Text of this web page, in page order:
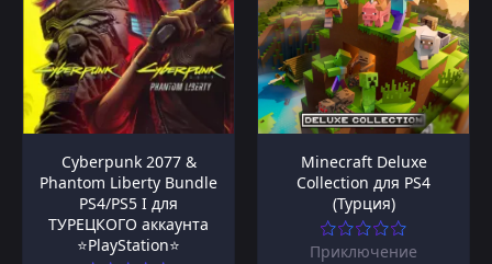
Cyberpunk 2077 &
Phantom Liberty Bundle
PS4/PS5 I для
ТУРЕЦКОГО аккаунта
⭐PlayStation⭐
Minecraft Deluxe
Collection для PS4
(Турция)
Приключение